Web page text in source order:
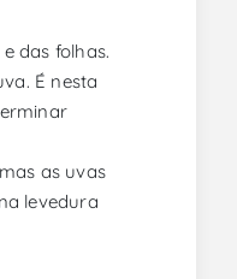
das folhas.
É nesta
as uvas
levedura